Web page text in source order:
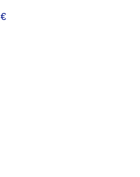
€Preisspanne: